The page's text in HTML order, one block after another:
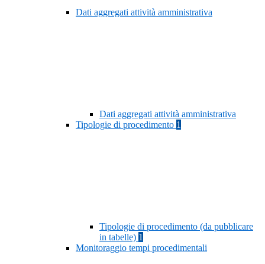
Dati aggregati attività amministrativa
Dati aggregati attività amministrativa
Tipologie di procedimento 1
Tipologie di procedimento (da pubblicare
in tabelle) 1
Monitoraggio tempi procedimentali